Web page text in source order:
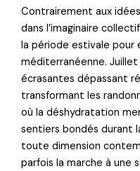
Contrairement aux
dans l’imaginaire
la période estivale pour
méditerranéenne.
écrasantes dépassant
transformant les
où la déshydratation
sentiers bondés durant
toute dimension
parfois la marche à une